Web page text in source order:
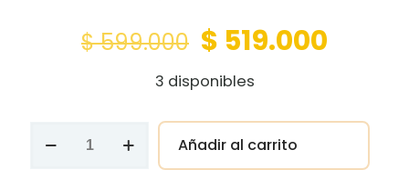
$599.000 Original
price
was:
$ 599.000.
$ 519.000
$
3 disponibles
Multiefectos
Añadir al carrito